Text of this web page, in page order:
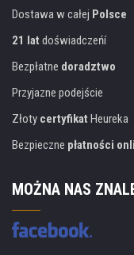
Dostawa w całej Polsce
21 lat doświadczeńí
Bezpłatne doradztwo
Przyjazne podejście
Złoty certyfikat Heureka
Bezpieczne płatności
MOŻNA NAS